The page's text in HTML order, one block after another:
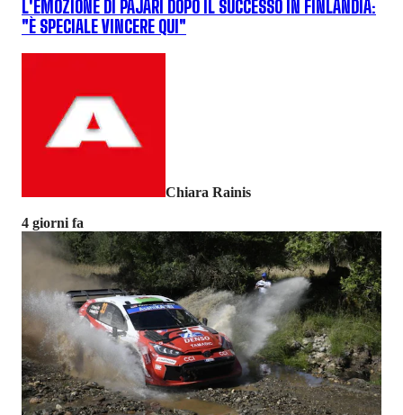
L'EMOZIONE DI PAJARI DOPO IL SUCCESSO IN FINLANDIA:
"È SPECIALE VINCERE QUI"
Chiara Rainis
4 giorni fa